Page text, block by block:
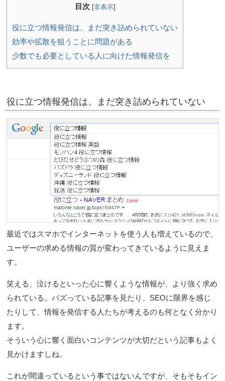
目次 [非表示]
役に立つ情報発信は、まだ突き詰められていない
効率や拡散を狙うことに問題がある
少数でも必要としている人に向けた情報発信を
役に立つ情報発信は、まだ突き詰められていない
最近ではスマホでインターネットを使う人も増えているので、
ユーザーの求める情報の質が変わってきているように見えま
す。
笑える、泣けるといった心に響くような情報が、より強く求め
られている。バズっている記事を見たり、SEOに限界を感じ
たりして、情報を発信する人たちが考えるのも何となく分かり
ます。
そういう心に響く面白いコンテンツが大切だという記事もよく
見かけますしね。
これが間違っているという事ではないんですが、そもそもイン